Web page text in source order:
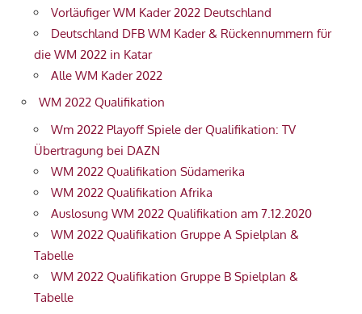
Vorläufiger WM Kader 2022 Deutschland
Deutschland DFB WM Kader & Rückennummern für
die WM 2022 in Katar
Alle WM Kader 2022
WM 2022 Qualifikation
Wm 2022 Playoff Spiele der Qualifikation: TV
Übertragung bei DAZN
WM 2022 Qualifikation Südamerika
WM 2022 Qualifikation Afrika
Auslosung WM 2022 Qualifikation am 7.12.2020
WM 2022 Qualifikation Gruppe A Spielplan &
Tabelle
WM 2022 Qualifikation Gruppe B Spielplan &
Tabelle